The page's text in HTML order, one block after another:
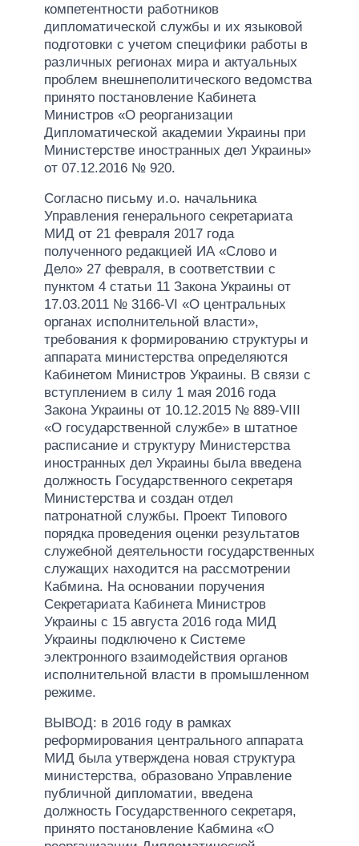
компетентности работников
дипломатической службы и их языковой
подготовки с учетом специфики работы в
различных регионах мира и актуальных
проблем внешнеполитического ведомства
принято постановление Кабинета
Министров «О реорганизации
Дипломатической академии Украины при
Министерстве иностранных дел Украины»
от 07.12.2016 № 920.
Согласно письму и.о. начальника
Управления генерального секретариата
МИД от 21 февраля 2017 года
полученного редакцией ИА «Слово и
Дело» 27 февраля, в соответствии с
пунктом 4 статьи 11 Закона Украины от
17.03.2011 № 3166-VI «О центральных
органах исполнительной власти»,
требования к формированию структуры и
аппарата министерства определяются
Кабинетом Министров Украины. В связи с
вступлением в силу 1 мая 2016 года
Закона Украины от 10.12.2015 № 889-VIII
«О государственной службе» в штатное
расписание и структуру Министерства
иностранных дел Украины была введена
должность Государственного секретаря
Министерства и создан отдел
патронатной службы. Проект Типового
порядка проведения оценки результатов
служебной деятельности государственных
служащих находится на рассмотрении
Кабмина. На основании поручения
Секретариата Кабинета Министров
Украины с 15 августа 2016 года МИД
Украины подключено к Системе
электронного взаимодействия органов
исполнительной власти в промышленном
режиме.
ВЫВОД: в 2016 году в рамках
реформирования центрального аппарата
МИД была утверждена новая структура
министерства, образовано Управление
публичной дипломатии, введена
должность Государственного секретаря,
принято постановление Кабмина «О